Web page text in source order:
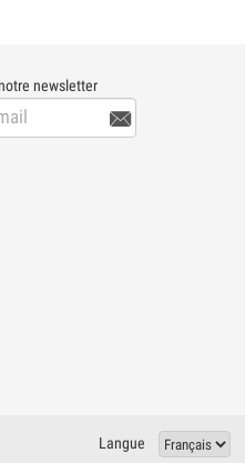
newsletter

Langue